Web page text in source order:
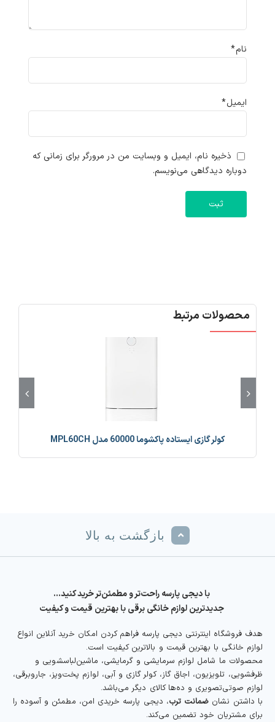
نام*
ایمیل*
ذخیره نام، ایمیل و وبسایت من در مرورگر برای زمانی که
دوباره دیدگاهی می‌نویسم.
محصولات مرتبط
کولر گازی ایستاده پاکشوما 60000 مدل MPL60CH
بازگشت به بالا
با دیجی پارسه راحت‌تر و مطمئن‌تر خرید کنید…
جدیدترین لوازم خانگی برقی با بهترین قیمت و کیفیت
هدف فروشگاه اینترنتی دیجی پارسه فراهم کردن امکان خرید آنلاین انواع
لوازم خانگی با بهترین قیمت و بالاترین کیفیت است.
محصولات ما شامل لوازم سرمایشی و گرمایشی، ماشین‌لباسشویی و
ظرفشویی، تلویزیون، اجاق گاز، کولر گازی و آبی، لوازم پخت‌وپز، جاروبرقی،
لوازم صوتی‌تصویری و ده‌ها کالای دیگر می‌باشد.
با داشتن نشان ضمانت ترب، دیجی پارسه خریدی امن، مطمئن و آسوده را
برای مشتریان خود تضمین می‌کند.